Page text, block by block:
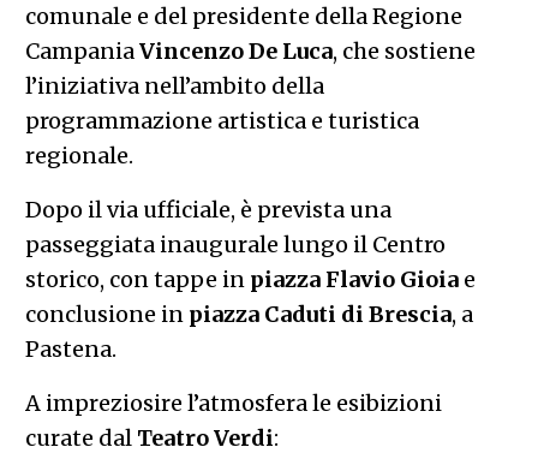
comunale e del presidente della Regione
CampaniaVincenzo De Luca, che sostiene
l’iniziativa nell’ambito della
programmazione artistica e turistica
regionale.
Dopo il via ufficiale, è prevista una
passeggiata inaugurale lungo il Centro
storico, con tappe in piazza Flavio Gioiae
conclusione in piazza Caduti di Brescia, a
Pastena.
A impreziosire l’atmosfera le esibizioni
curate dal Teatro Verdi: